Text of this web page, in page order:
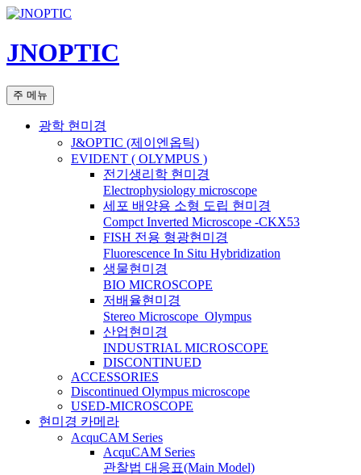
컨
츠
로
너
JNOPTIC
검
색
주 메뉴
광학 현미경
J&OPTIC (제이엔옵틱)
EVIDENT ( OLYMPUS )
전기생리학 현미경
Electrophysiology microscope
세포 배양용 소형 도립 현미경
Compct Inverted Microscope -CKX53
FISH 전용 형광현미경
Fluorescence In Situ Hybridization
생물현미경
BIO MICROSCOPE
저배율현미경
Stereo Microscope_Olympus
산업현미경
INDUSTRIAL MICROSCOPE
DISCONTINUED
ACCESSORIES
Discontinued Olympus microscope
USED-MICROSCOPE
현미경 카메라
AcquCAM Series
AcquCAM Series
관찰법 대응표(Main Model)